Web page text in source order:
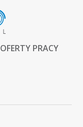
OFERTY PRACY